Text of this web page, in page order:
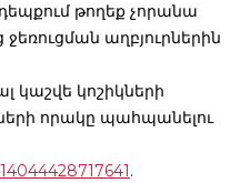
թողեք չորանա
աղբյուրներին
կաշվե կոշիկների
որակը պահպանելու
.